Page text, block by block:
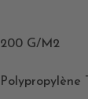
200 G/m2
Polypropylène